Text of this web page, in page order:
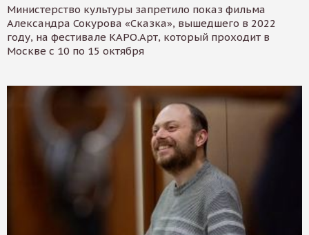
Министерство культуры запретило показ фильма
Александра Сокурова «Сказка», вышедшего в 2022
году, на фестивале КАРО.Арт, который проходит в
Москве с 10 по 15 октября